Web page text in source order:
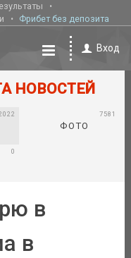
Фрибет без депозита
Вход
НОВОСТЕЙ
ФОТО
7581
0
в
в